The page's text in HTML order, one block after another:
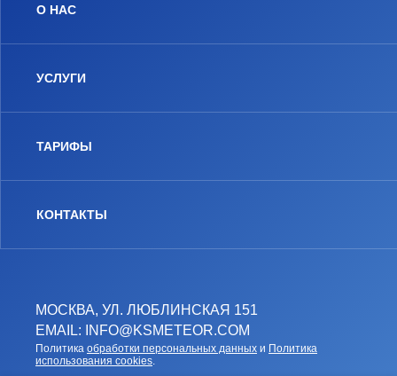
МОСКВА, УЛ. ЛЮБЛИНСКАЯ 151
EMAIL: INFO@KSMETEOR.COM
Политика обработки персональных данных и Политика
использования cookies.
О НАС
УСЛУГИ
ТАРИФЫ
КОНТАКТЫ